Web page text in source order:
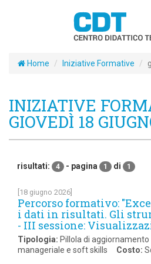
Home Iniziative Formative
INIZIATIVE
GIOVEDÌ 18
risultati: 4 - pagina 1 di 1
[18 giugno 2026]
Percorso formativo:
i dati in risultati. Gli
- III sessione:
Tipologia: Pillola di
manageriale e soft skills Costo: